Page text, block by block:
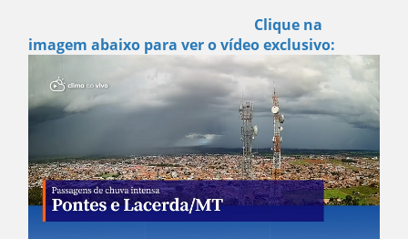
Clique na
imagem abaixo para ver o vídeo exclusivo: